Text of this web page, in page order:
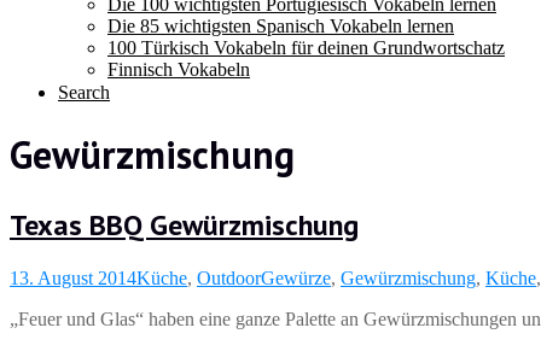
Die 85 wichtigsten Spanisch Vokabeln lernen
100 Türkisch Vokabeln für deinen Grundwortschatz
Finnisch Vokabeln
Search
Gewürzmischung
Texas BBQ Gewürzmischung
13. August 2014Küche, OutdoorGewürze, Gewürzmischung, Küche
„Feuer und Glas“ haben eine ganze Palette an Gewürzmischungen